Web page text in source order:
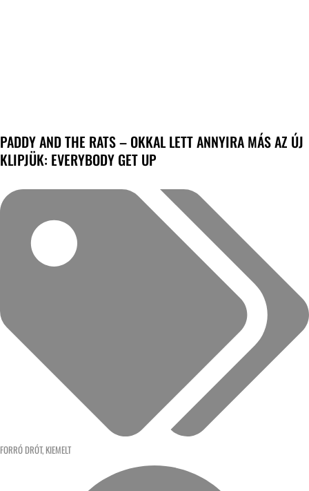
PADDY AND THE RATS – OKKAL LETT ANNYIRA MÁS AZ ÚJ
KLIPJÜK: EVERYBODY GET UP
FORRÓ DRÓT, KIEMELT